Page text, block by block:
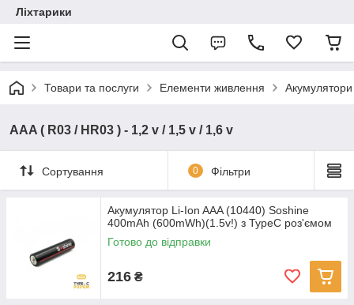
Ліхтарики
Товари та послуги Елементи живлення Акумулятори
AAA ( R03 / HR03 ) - 1,2 v / 1,5 v / 1,6 v
Сортування 0 Фільтри
Акумулятор Li-Ion AAA (10440) Soshine
400mAh (600mWh)(1.5v!) з TypeC роз'ємом
Готово до відправки
216 ₴